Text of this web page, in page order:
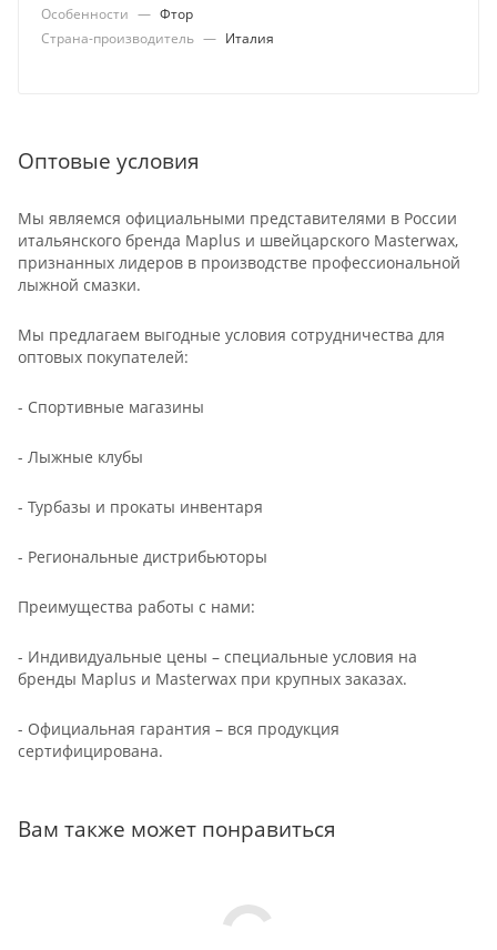
Особенности — Фтор
Страна-производитель — Италия
Оптовые условия
Мы являемся официальными представителями в России
итальянского бренда Maplus и швейцарского Masterwax,
признанных лидеров в производстве профессиональной
лыжной смазки.
Мы предлагаем выгодные условия сотрудничества для
оптовых покупателей:
- Спортивные магазины
- Лыжные клубы
- Турбазы и прокаты инвентаря
- Региональные дистрибьюторы
Преимущества работы с нами:
- Индивидуальные цены – специальные условия на
бренды Maplus и Masterwax при крупных заказах.
- Официальная гарантия – вся продукция
сертифицирована.
Вам также может понравиться